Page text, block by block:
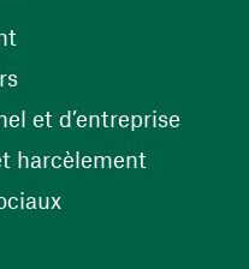
(ouvre une nouvelle
(ouvre une nouvelle
et d’entreprise
harcèlement(ouvre
(ouvre une